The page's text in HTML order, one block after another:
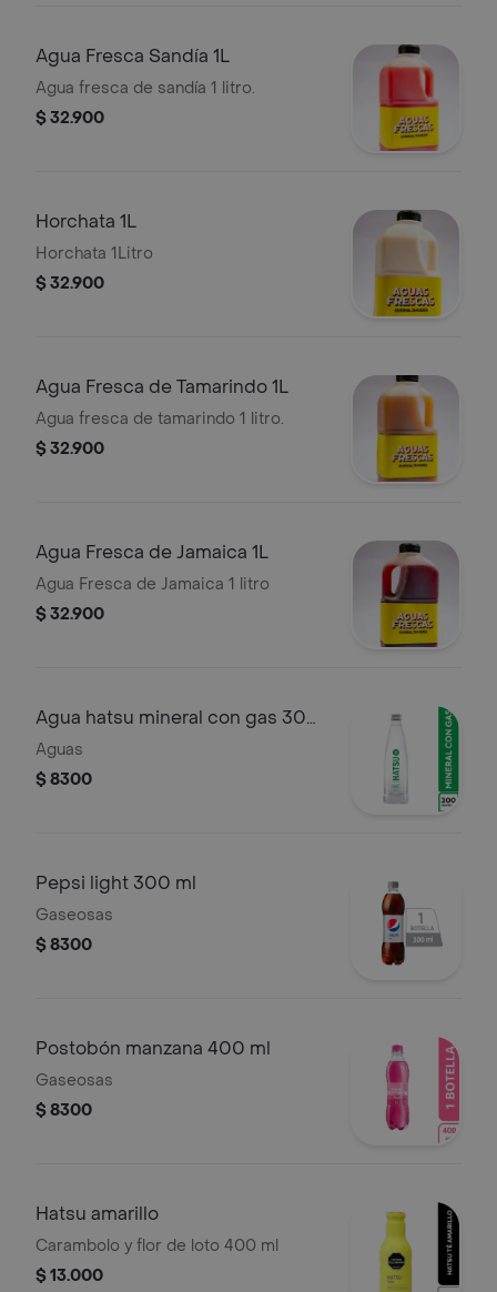
Agua Fresca Sandía 1L
Agua fresca de sandía 1 litro.
$ 32.900
Horchata 1L
Horchata 1Litro
$ 32.900
Agua Fresca de Tamarindo 1L
Agua fresca de tamarindo 1 litro.
$ 32.900
Agua Fresca de Jamaica 1L
Agua Fresca de Jamaica 1 litro
$ 32.900
Agua hatsu mineral con gas 300
ml
Aguas
$ 8300
Pepsi light 300 ml
Gaseosas
$ 8300
Postobón manzana 400 ml
Gaseosas
$ 8300
Hatsu amarillo
Carambolo y flor de loto 400 ml
$ 13.000